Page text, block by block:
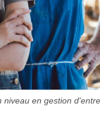
en gestion